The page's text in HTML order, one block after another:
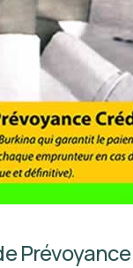
Prévoyance